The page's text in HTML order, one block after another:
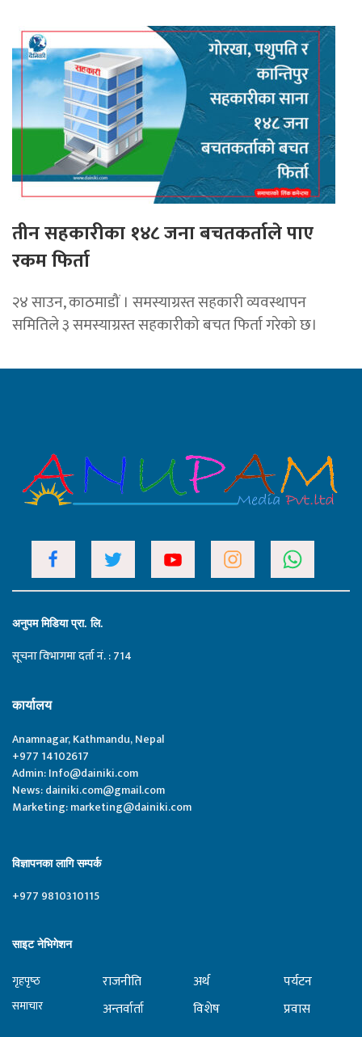
तीन सहकारीका १४८ जना बचतकर्ताले पाए
रकम फिर्ता
२४ साउन, काठमाडौं । समस्याग्रस्त सहकारी व्यवस्थापन
समितिले ३ समस्याग्रस्त सहकारीको बचत फिर्ता गरेको छ।
अनुपम मिडिया प्रा. लि.
सूचना विभागमा दर्ता नं. : 714
कार्यालय
Anamnagar, Kathmandu, Nepal
+977 14102617
Admin:Info@dainiki.com
News:dainiki.com@gmail.com
Marketing:marketing@dainiki.com
विज्ञापनका लागि सम्पर्क
+977 9810310115
साइट नेभिगेशन
गृहपृष्‍ठ
समाचार
राजनीति
अन्तर्वार्ता
अर्थ
विशेष
पर्यटन
प्रवास